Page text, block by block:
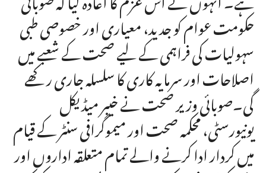
حکومت عوام کو جدید، معیاری اور خصوصی طبی
سہولیات کی فراہمی کے لیے صحت کے شعبے میں
اصلاحات اور سرمایہ کاری کا سلسلہ جاری رکھے
گی۔صوبائی وزیر صحت نے خیبر میڈیکل
یونیورسٹی، محکمہ صحت اور میموگرافی سنٹر کے قیام
میں کردار ادا کرنے والے تمام متعلقہ اداروں اور